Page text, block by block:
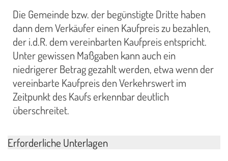
Die Gemeinde bzw. der begünstigte Dritte haben
dann dem Verkäufer einen Kaufpreis zu bezahlen,
der i.d.R. dem vereinbarten Kaufpreis entspricht.
Unter gewissen Maßgaben kann auch ein
niedrigerer Betrag gezahlt werden, etwa wenn der
vereinbarte Kaufpreis den Verkehrswert im
Zeitpunkt des Kaufs erkennbar deutlich
überschreitet.
Erforderliche Unterlagen